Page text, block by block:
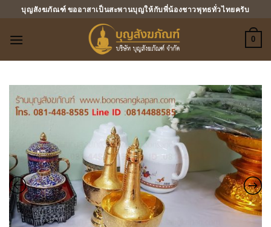
บุญสังฆภัณฑ์ ขออาสาเป็นสะพานบุญให้กับพี่น้องชาวพุทธทั่วไทยครับ
0